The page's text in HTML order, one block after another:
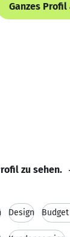
Ganzes Profil
zu sehen.
Design